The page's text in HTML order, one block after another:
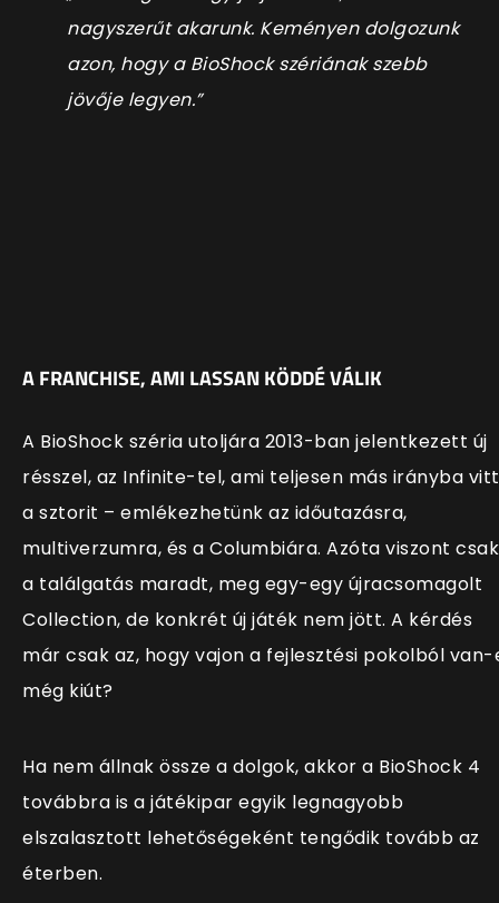
nagyszerűt akarunk. Keményen dolgozunk
azon, hogy a BioShock szériának szebb
jövője legyen.”
A FRANCHISE, AMI LASSAN KÖDDÉ VÁLIK
A BioShock széria utoljára 2013-ban jelentkezett új
résszel, az Infinite-tel, ami teljesen más irányba
a sztorit – emlékezhetünk az időutazásra,
multiverzumra, és a Columbiára. Azóta viszont csak
a találgatás maradt, meg egy-egy újracsomagolt
Collection, de konkrét új játék nem jött. A kérdés
már csak az, hogy vajon a fejlesztési pokolból van-
még kiút?
Ha nem állnak össze a dolgok, akkor a BioShock 4
továbbra is a játékipar egyik legnagyobb
elszalasztott lehetőségeként tengődik tovább az
éterben.